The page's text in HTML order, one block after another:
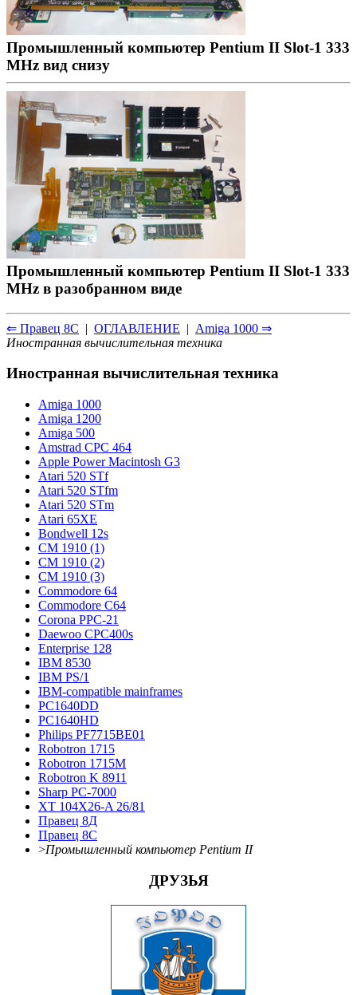
Промышленный компьютер Pentium II Slot-1 333
MHz вид снизу
Промышленный компьютер Pentium II Slot-1 333
MHz в разобранном виде
⇐ Правец 8С | ОГЛАВЛЕНИЕ | Amiga 1000 ⇒
Иностранная вычислительная техника
Иностранная вычислительная техника
Amiga 1000
Amiga 1200
Amiga 500
Amstrad CPC 464
Apple Power Macintosh G3
Atari 520 STf
Atari 520 STfm
Atari 520 STm
Atari 65XE
Bondwell 12s
CM 1910 (1)
CM 1910 (2)
CM 1910 (3)
Commodore 64
Commodore С64
Corona PPC-21
Daewoo CPC400s
Enterprise 128
IBM 8530
IBM PS/1
IBM-compatible mainframes
PC1640DD
PC1640HD
Philips PF7715BE01
Robotron 1715
Robotron 1715М
Robotron K 8911
Sharp PC-7000
XT 104X26-A 26/81
Правец 8Д
Правец 8С
>Промышленный компьютер Pentium II
ДРУЗЬЯ